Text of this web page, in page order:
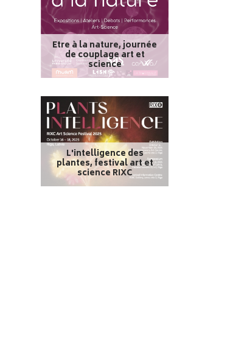
Etre à la nature, journée
de couplage art et
science
L'intelligence des
plantes, festival art et
science RIXC